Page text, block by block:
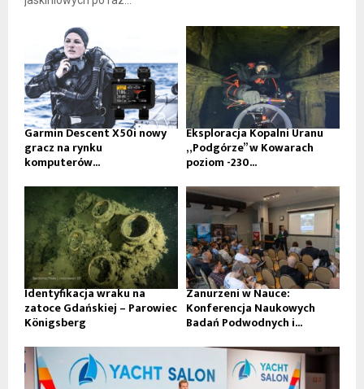
Garmin Descent X50i nowy
gracz na rynku
komputerów...
Eksploracja Kopalni Uranu
„Podgórze” w Kowarach
poziom -230...
Identyfikacja wraku na
zatoce Gdańskiej – Parowiec
Königsberg
Zanurzeni w Nauce:
Konferencja Naukowych
Badań Podwodnych i...